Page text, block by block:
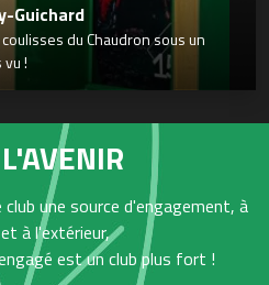
Guichard
du Chaudron sous un
!
une source d'engagement, à
à l'extérieur,
est un club plus fort !